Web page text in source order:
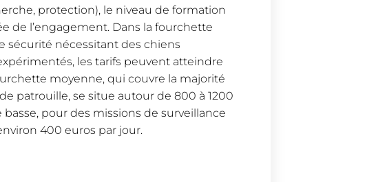
protection), le niveau de formation
de l’engagement. Dans la fourchette
sécurité nécessitant des chiens
les tarifs peuvent atteindre
moyenne, qui couvre la majorité
patrouille, se situe autour de 800 à 1200
pour des missions de surveillance
400 euros par jour.